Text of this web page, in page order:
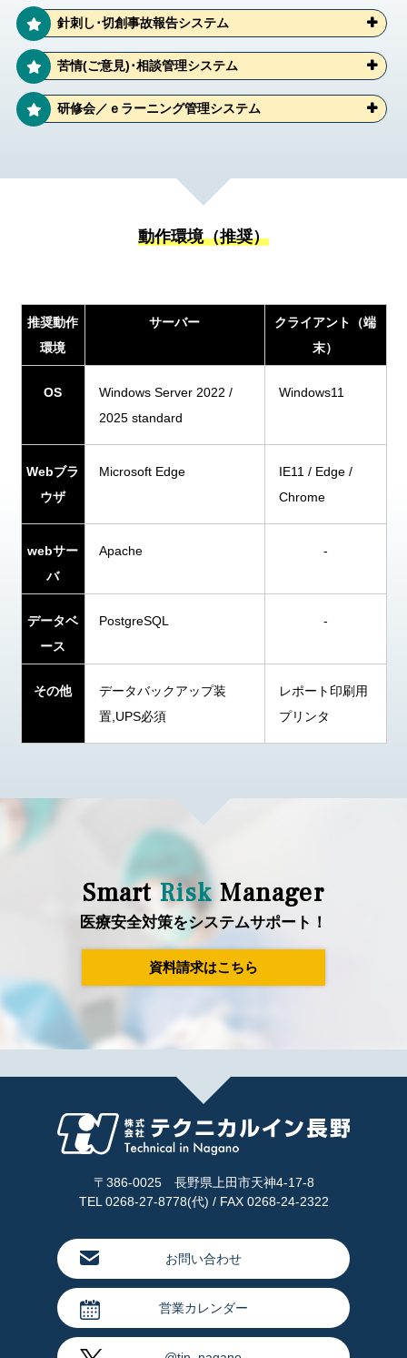
針刺し･切創事故報告システム
苦情(ご意見)･相談管理システム
研修会／ｅラーニング管理システム
動作環境（推奨）
推奨動作
環境
サーバー
クライアント（端
末）
OS
Windows Server 2022 /
2025 standard
Windows11
Webブラ
ウザ
Microsoft Edge
IE11 / Edge /
Chrome
webサー
バ
Apache -
データベ
ース
PostgreSQL -
その他
データバックアップ装
置,UPS必須
レポート印刷用
プリンタ
SmartRisk Manager
医療安全対策をシステムサポート！
資料請求はこちら
〒386-0025 長野県上田市天神4-17-8
TEL 0268-27-8778(代) / FAX 0268-24-2322
お問い合わせ
営業カレンダー